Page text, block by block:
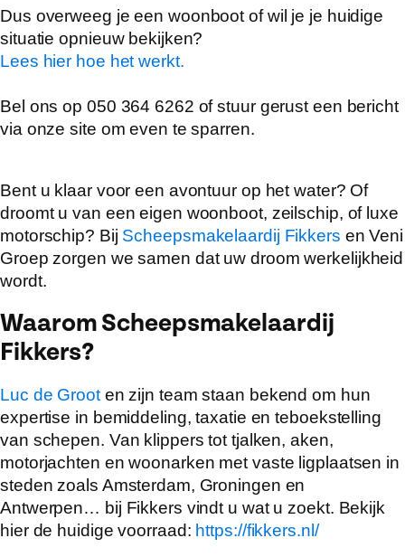
Dus overweeg je een woonboot of wil je je huidige
situatie opnieuw bekijken?
Lees hier hoe het werkt.
Bel ons op 050 364 6262 of stuur gerust een bericht
via onze site om even te sparren.
Bent u klaar voor een avontuur op het water? Of
droomt u van een eigen woonboot, zeilschip, of luxe
motorschip? Bij Scheepsmakelaardij Fikkers en Veni
Groep zorgen we samen dat uw droom werkelijkheid
wordt.
Waarom Scheepsmakelaardij
Fikkers?
Luc de Grooten zijn team staan bekend om hun
expertise in bemiddeling, taxatie en teboekstelling
van schepen. Van klippers tot tjalken, aken,
motorjachten en woonarken met vaste ligplaatsen in
steden zoals Amsterdam, Groningen en
Antwerpen… bij Fikkers vindt u wat u zoekt. Bekijk
hier de huidige voorraad: https://fikkers.nl/